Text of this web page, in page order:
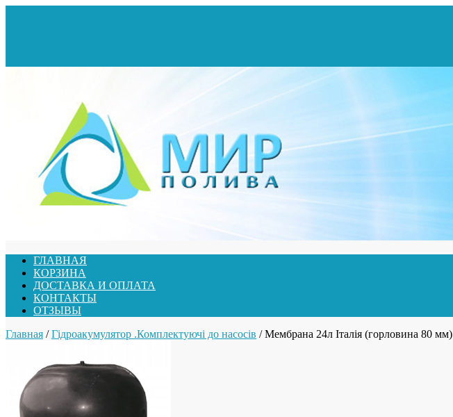
ГЛАВНАЯ
КОРЗИНА
ДОСТАВКА И ОПЛАТА
КОНТАКТЫ
ОТЗЫВЫ
Главная /Гідроакумулятор .Комплектуючі до насосів / Мембрана 24л Італія (горловина 80 мм)